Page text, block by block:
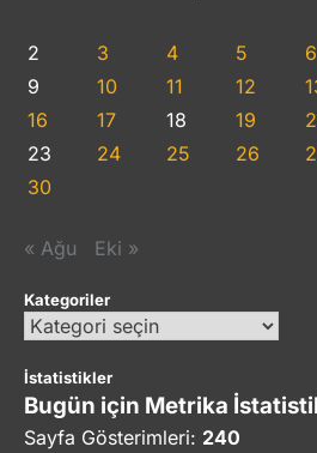
2
3 4 5 6
9
10 11 12
16
17 18 19
23
24 25 26
30
« Ağu Eki »
Kategoriler
Kategoriler
İstatistikler
Bugün için Metrika
Sayfa Gösterimleri: 240